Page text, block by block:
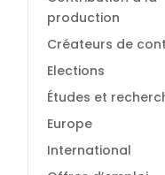
production
Créateurs de
Elections
Études et
Europe
International